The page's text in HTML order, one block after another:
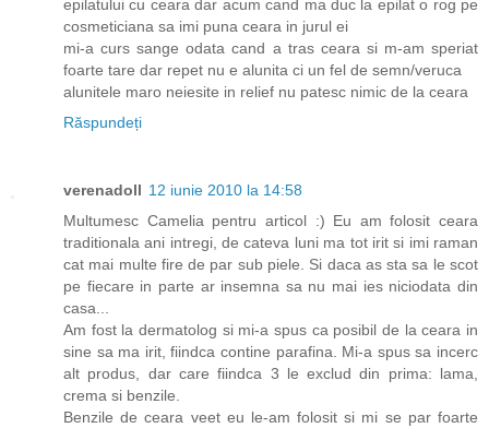
epilatului cu ceara dar acum cand ma duc la epilat o rog pe
cosmeticiana sa imi puna ceara in jurul ei
mi-a curs sange odata cand a tras ceara si m-am speriat
foarte tare dar repet nu e alunita ci un fel de semn/veruca
alunitele maro neiesite in relief nu patesc nimic de la ceara
Răspundeți
verenadoll 12 iunie 2010 la 14:58
Multumesc Camelia pentru articol :) Eu am folosit ceara
traditionala ani intregi, de cateva luni ma tot irit si imi raman
cat mai multe fire de par sub piele. Si daca as sta sa le scot
pe fiecare in parte ar insemna sa nu mai ies niciodata din
casa...
Am fost la dermatolog si mi-a spus ca posibil de la ceara in
sine sa ma irit, fiindca contine parafina. Mi-a spus sa incerc
alt produs, dar care fiindca 3 le exclud din prima: lama,
crema si benzile.
Benzile de ceara veet eu le-am folosit si mi se par foarte